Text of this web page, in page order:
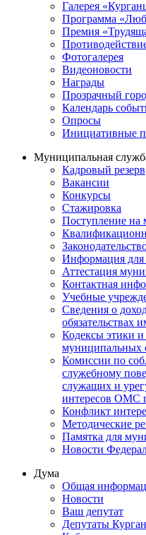
Галерея
Программа
Премия
Фотогалерея
Видеоновости
Награды
Прозрачный
Календарь
Опросы
Инициативные
Муниципальная
Кадровый резерв
Вакансии
Конкурсы
Стажировка
Поступление на
Информация для
Аттестация
Контактная
Учебные
Сведения о
обязательствах
Кодексы этики
муниципальных
Комиссии по
служебному
служащих и
интересов ОМС
Конфликт
Методические
Памятка для
Новости
Дума
Общая
Новости
Ваш депутат
Депутаты